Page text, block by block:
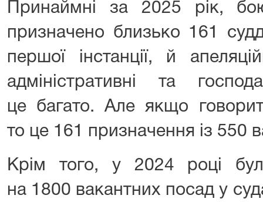
Принаймні за 2025 рік,
призначено близько 161
першої інстанції, й
адміністративні та
це багато. Але якщо
то це 161 призначення із 550
Крім того, у 2024 році
на 1800 вакантних посад у